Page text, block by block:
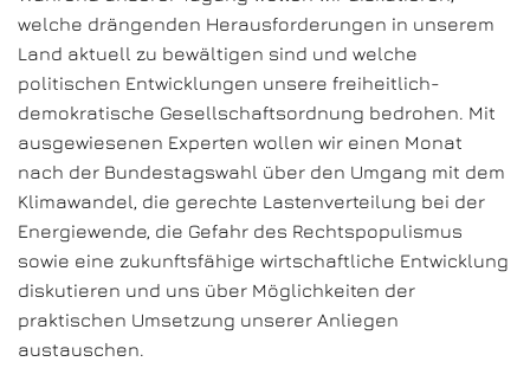
welche drängenden Herausforderungen in unserem
Land aktuell zu bewältigen sind und welche
politischen Entwicklungen unsere freiheitlich-
demokratische Gesellschaftsordnung bedrohen. Mit
ausgewiesenen Experten wollen wir einen Monat
nach der Bundestagswahl über den Umgang mit dem
Klimawandel, die gerechte Lastenverteilung bei der
Energiewende, die Gefahr des Rechtspopulismus
sowie eine zukunftsfähige wirtschaftliche Entwicklung
diskutieren und uns über Möglichkeiten der
praktischen Umsetzung unserer Anliegen
austauschen.